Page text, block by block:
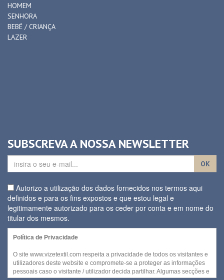
HOMEM
SENHORA
BEBÉ / CRIANÇA
LAZER
SUBSCREVA A NOSSA NEWSLETTER
OK
Autorizo a utilização dos dados fornecidos nos termos aqui
definidos e para os fins expostos e que estou legal e
legitimamente autorizado para os ceder por conta e em nome do
titular dos mesmos.
Política de Privacidade
O site www.vizetextil.com respeita a privacidade de todos os visitantes e
utilizadores deste website e compromete-se a proteger as informações
pessoais caso o visitante / utilizador decida partilhar. Algumas secções e